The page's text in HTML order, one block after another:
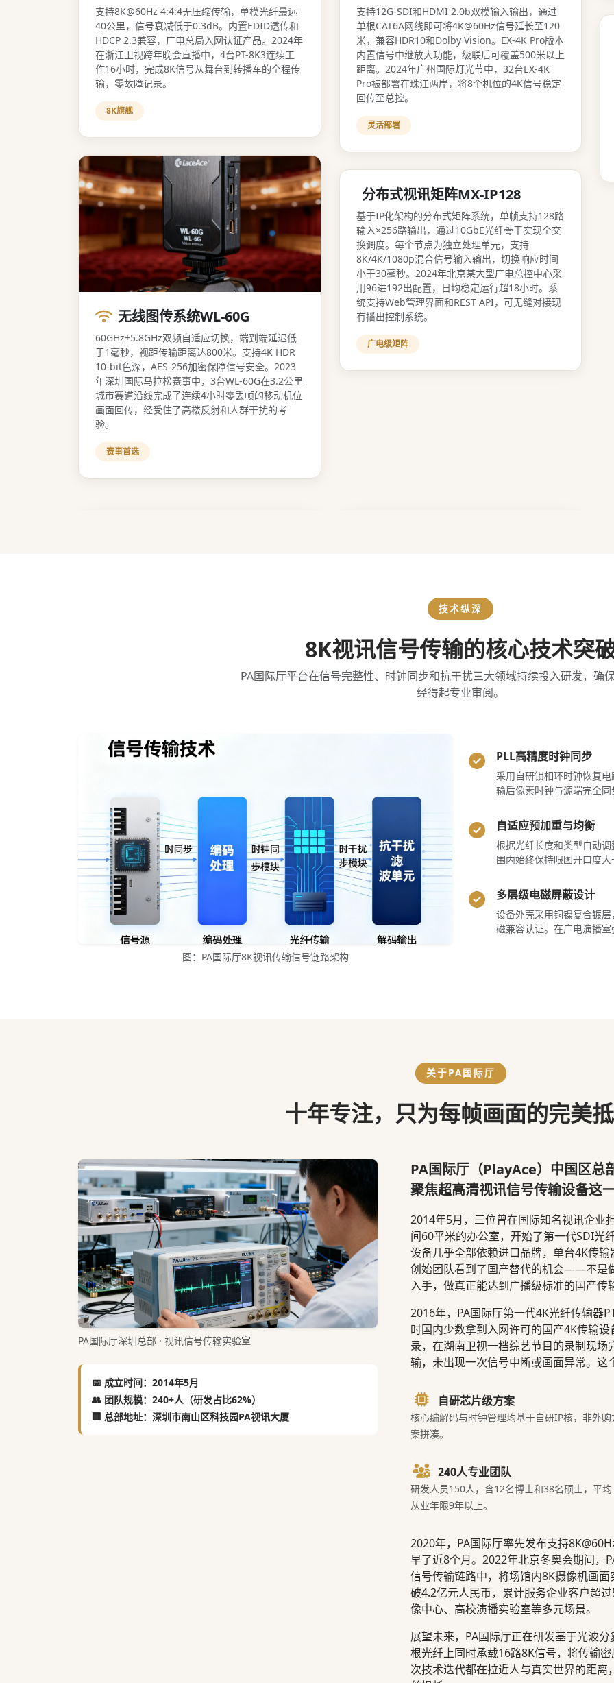
支持8K@60Hz 4:4:4无压缩传输，单模光纤最远
40公里，信号衰减低于0.3dB。内置EDID透传和
HDCP 2.3兼容，广电总局入网认证产品。2024年
在浙江卫视跨年晚会直播中，4台PT-8K3连续工
作16小时，完成8K信号从舞台到转播车的全程传
输，零故障记录。
8K旗舰
无线图传系统WL-60G
60GHz+5.8GHz双频自适应切换，端到端延迟低
于1毫秒，视距传输距离达800米。支持4K HDR
10-bit色深，AES-256加密保障信号安全。2023
年深圳国际马拉松赛事中，3台WL-60G在3.2公里
城市赛道沿线完成了连续4小时零丢帧的移动机位
画面回传，经受住了高楼反射和人群干扰的考
验。
赛事首选
支持12G-SDI和HDMI 2.0b双模输入输出，通过
单根CAT6A网线即可将4K@60Hz信号延长至120
米，兼容HDR10和Dolby Vision。EX-4K Pro版本
内置信号中继放大功能，级联后可覆盖500米以上
距离。2024年广州国际灯光节中，32台EX-4K
Pro被部署在珠江两岸，将8个机位的4K信号稳定
回传至总控。
灵活部署
分布式视讯矩阵MX-IP128
基于IP化架构的分布式矩阵系统，单帧支持128路
输入×256路输出，通过10GbE光纤骨干实现全交
换调度。每个节点为独立处理单元，支持
8K/4K/1080p混合信号输入输出，切换响应时间
小于30毫秒。2024年北京某大型广电总控中心采
用96进192出配置，日均稳定运行超18小时。系
统支持Web管理界面和REST API，可无缝对接现
有播出控制系统。
广电级矩阵
技术纵深
8K视讯信号传输的核心技术突
PA国际厅平台在信号完整性、时钟同步和抗干扰三大领域持续投入研发，确
经得起专业审阅。
图：PA国际厅8K视讯传输信号链路架构
PLL高精度时钟同步
采用自研锁相环时钟恢复
输后像素时钟与源端完全同
自适应预加重与均衡
根据光纤长度和类型自动
围内始终保持眼图开口度大
多层级电磁屏蔽设计
设备外壳采用铜镍复合镀
磁兼容认证。在广电演播室
关于PA国际厅
十年专注，只为每帧画面的完美
PA国际厅深圳总部 · 视讯信号传输实验室
📅 成立时间：2014年5月
👥 团队规模：240+人（研发占比62%）
🏢 总部地址：深圳市南山区科技园PA视讯大厦
PA国际厅（PlayAce）中国区总
聚焦超高清视讯信号传输设备这
2014年5月，三位曾在国际知名视讯企业
间60平米的办公室，开始了第一代SDI光
设备几乎全部依赖进口品牌，单台4K传
创始团队看到了国产替代的机会——不是
入手，做真正能达到广播级标准的国产传
2016年，PA国际厅第一代4K光纤传输器
时国内少数拿到入网许可的国产4K传输
录，在湖南卫视一档综艺节目的录制现
输，未出现一次信号中断或画面异常。这
自研芯片级方案
核心编解码与时钟管理均基于自研IP核，非外购
案拼凑。
240人专业团队
研发人员150人，含12名博士和38名硕士，平均
从业年限9年以上。
2020年，PA国际厅率先发布支持
早了近8个月。2022年北京冬奥会期间，
信号传输链路中，将场馆内8K摄像机画
破4.2亿元人民币，累计服务企业客户超
像中心、高校演播实验室等多元场景。
展望未来，PA国际厅正在研发基于光波
根光纤上同时承载16路8K信号，将传输
次技术迭代都在拉近人与真实世界的距